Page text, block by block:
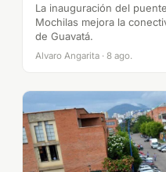
La inauguración del
Mochilas mejora la
de Guavatá.
Alvaro Angarita · 8 ago.